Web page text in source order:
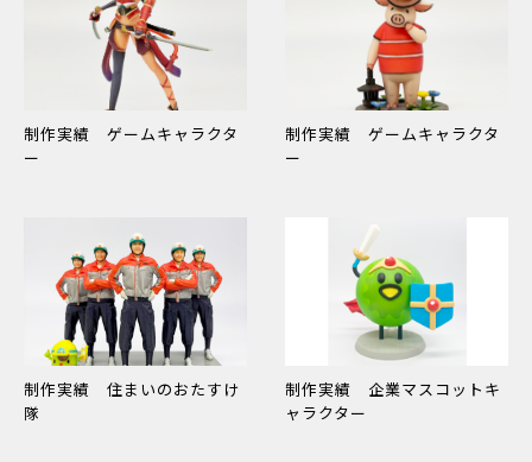
制作実績 ゲームキャラクタ
ー
制作実績 ゲームキャラクタ
ー
制作実績 住まいのおたすけ
隊
制作実績 企業マスコットキ
ャラクター